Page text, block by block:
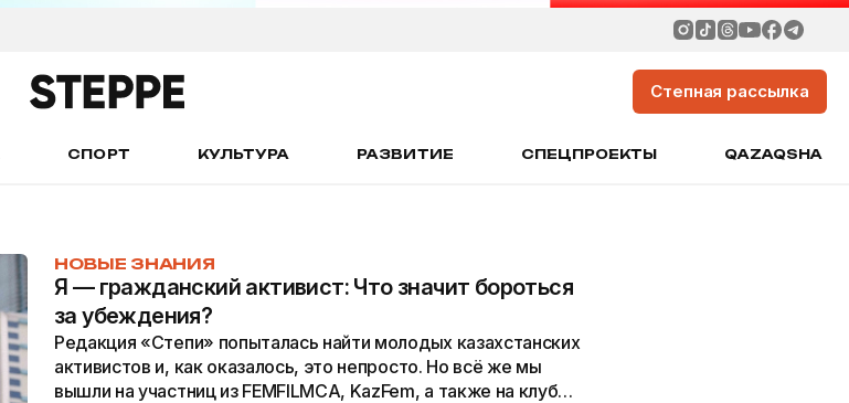
Степная рассылка
СПОРТ КУЛЬТУРА РАЗВИТИЕ СПЕЦПРОЕКТЫ QAZAQSHA
НОВЫЕ ЗНАНИЯ
Я — гражданский активист: Что значит бороться
за убеждения?
Редакция «Степи» попыталась найти молодых казахстанских
активистов и, как оказалось, это непросто. Но всё же мы
вышли на участниц из FEMFILMCA, KazFem, а также на клуб